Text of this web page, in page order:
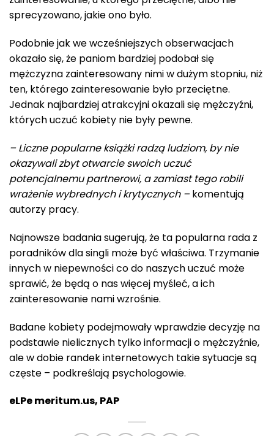
sprecyzowano, jakie ono było.
Podobnie jak we wcześniejszych obserwacjach
okazało się, że paniom bardziej podobał się
mężczyzna zainteresowany nimi w dużym stopniu, niż
ten, którego zainteresowanie było przeciętne.
Jednak najbardziej atrakcyjni okazali się mężczyźni,
których uczuć kobiety nie były pewne.
– Liczne popularne książki radzą ludziom, by nie
okazywali zbyt otwarcie swoich uczuć
potencjalnemu partnerowi, a zamiast tego robili
wrażenie wybrednych i krytycznych – komentują
autorzy pracy.
Najnowsze badania sugerują, że ta popularna rada z
poradników dla singli może być właściwa. Trzymanie
innych w niepewności co do naszych uczuć może
sprawić, że będą o nas więcej myśleć, a ich
zainteresowanie nami wzrośnie.
Badane kobiety podejmowały wprawdzie decyzję na
podstawie nielicznych tylko informacji o mężczyźnie,
ale w dobie randek internetowych takie sytuacje są
częste – podkreślają psychologowie.
eLPe meritum.us, PAP